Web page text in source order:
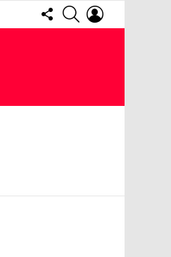
FOLLOW
US
SEARCH